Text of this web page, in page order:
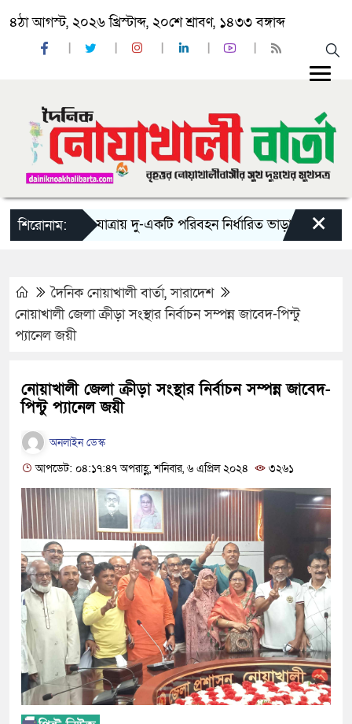
৪ঠা আগস্ট, ২০২৬ খ্রিস্টাব্দ, ২০শে শ্রাবণ, ১৪৩৩ বঙ্গাব্দ
শিরোনাম:‘ঈদ যাত্রায় দু-একটি পরিবহন নির্ধারিত ভাড়ার চেয়েও কম
×
দৈনিক নোয়াখালী বার্তা,সারাদেশ
নোয়াখালী জেলা ক্রীড়া সংস্থার নির্বাচন সম্পন্ন জাবেদ-পিন্টু
প্যানেল জয়ী
নোয়াখালী জেলা ক্রীড়া সংস্থার নির্বাচন সম্পন্ন জাবেদ-
পিন্টু প্যানেল জয়ী
অনলাইন ডেস্ক
আপডেট: ০৪:১৭:৪৭ অপরাহ্ণ, শনিবার, ৬ এপ্রিল ২০২৪
৩২৬১